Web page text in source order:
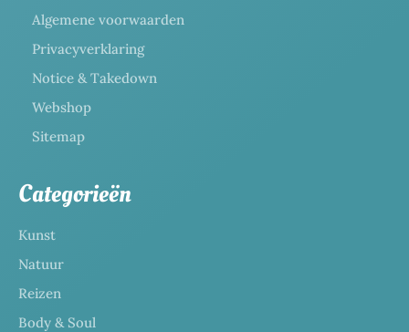
Algemene voorwaarden
Privacyverklaring
Notice & Takedown
Webshop
Sitemap
Categorieën
Kunst
Natuur
Reizen
Body & Soul